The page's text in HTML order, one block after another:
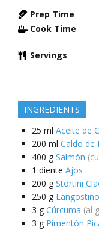
Prep Time
Cook Time
Servings
INGREDIENTS
25 ml Aceite de
200 ml Caldo de
400 g Salmón
1 diente Ajos
200 g Stortini
250 g
3 g Cúrcuma (al
3 g Pimentón